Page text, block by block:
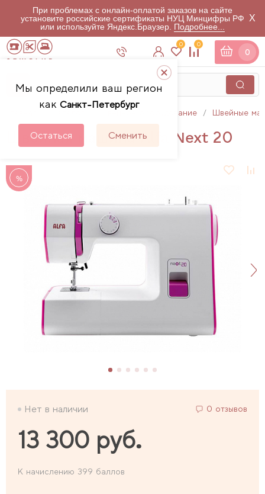
При проблемах с онлайн-оплатой заказов на сайте
установите российские сертификаты НУЦ Минцифры РФ
или используйте Яндекс.Браузер. Подробнее...
X
Мы определили ваш регион
как Санкт-Петербург
Остаться Сменить
0 0
0
Швейное оборудование Швейные
Швейная машина Alfa Next 20
%
Нет в наличии 0 отзывов
13 300 руб.
К начислению 399 баллов